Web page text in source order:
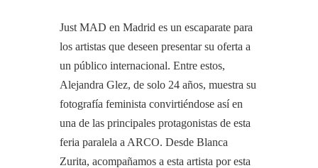
Just MAD en Madrid es un escaparate para
los artistas que deseen presentar su oferta a
un público internacional. Entre estos,
Alejandra Glez, de solo 24 años, muestra su
fotografía feminista convirtiéndose así en
una de las principales protagonistas de esta
feria paralela a ARCO. Desde Blanca
Zurita, acompañamos a esta artista por esta